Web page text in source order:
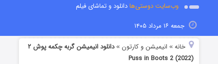
وب‌سایت دوستی‌هادانلود و تماشای فیلم
جمعه ۱۶ مرداد ۱۴۰۵
خانه » انیمیشن و کارتون »
دانلود انیمیشن گربه چکمه پوش ۲
Puss in Boots 2 (2022)